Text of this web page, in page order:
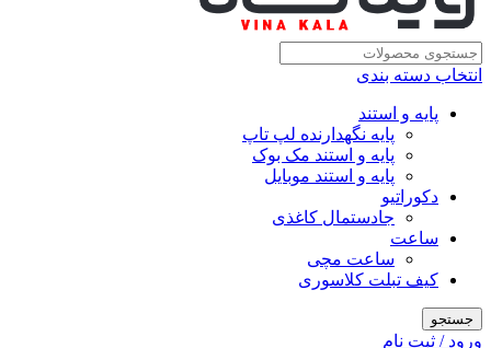
انتخاب دسته بندی
پایه و استند
پایه نگهدارنده لپ تاپ
پایه و استند مک بوک
پایه و استند موبایل
دکوراتیو
جادستمال کاغذی
ساعت
ساعت مچی
کیف تبلت کلاسوری
جستجو
ورود / ثبت نام